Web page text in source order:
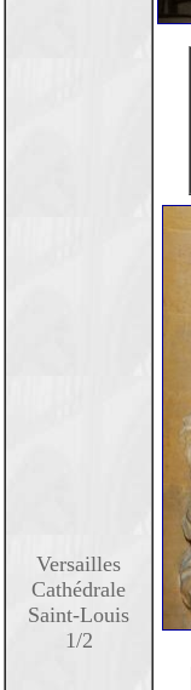
Versailles
Cathédrale
Saint-Louis
1/2